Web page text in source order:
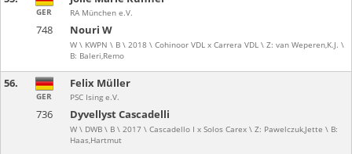
748 Nouri W
W \ KWPN \ B \ 2018 \ Cohinoor VDL x Carrera VDL \ Z: van Weperen,K.J. \
B: Baleri,Remo
GER RA München e.V.
56.
736 Dyvellyst Cascadelli
W \ DWB \ B \ 2017 \ Cascadello I x Solos Carex \ Z: Pawelczuk,Jette \ B:
Haas,Hartmut
GER
Felix Müller
PSC Ising e.V.